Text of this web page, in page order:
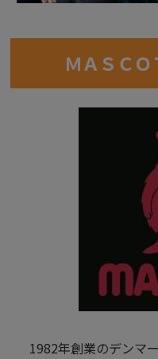
ＭＡＳＣＯ
1982年創業のデンマ